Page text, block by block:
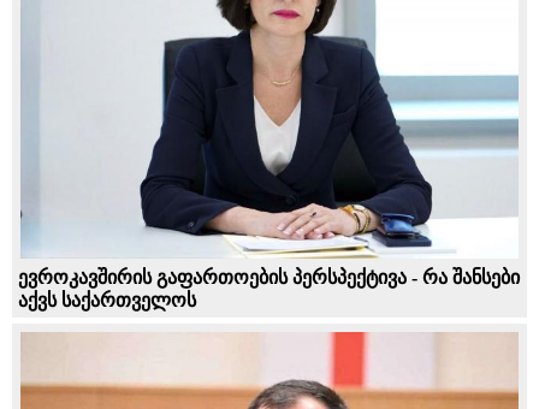
ევროკავშირის გაფართოების პერსპექტივა - რა შანსები
აქვს საქართველოს